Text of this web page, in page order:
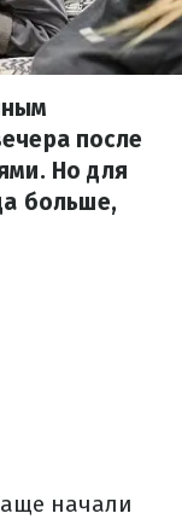
после
Но для
больше,
начали